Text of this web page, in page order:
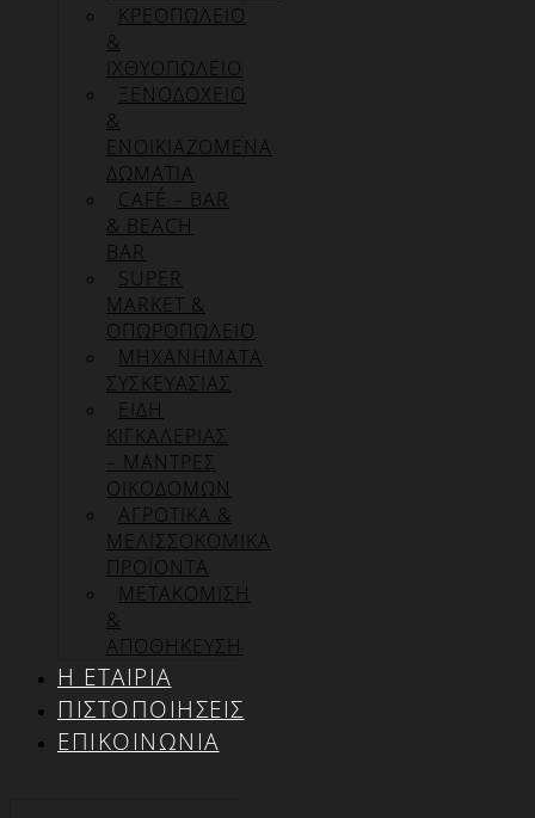
ΚΡΕΟΠΩΛΕΙΟ
&
ΙΧΘΥΟΠΩΛΕΙΟ
ΞΕΝΟΔΟΧΕΙΟ
&
ΕΝΟΙΚΙΑΖΟΜΕΝΑ
ΔΩΜΑΤΙΑ
CAFÉ – BAR
& BEACH
BAR
SUPER
MARKET &
ΟΠΩΡΟΠΩΛΕΙΟ
ΜΗΧΑΝΗΜΑΤΑ
ΣΥΣΚΕΥΑΣΙΑΣ
ΕΙΔΗ
ΚΙΓΚΑΛΕΡΙΑΣ
– ΜΑΝΤΡΕΣ
ΟΙΚΟΔΟΜΩΝ
ΑΓΡΟΤΙΚΑ &
ΜΕΛΙΣΣΟΚΟΜΙΚΑ
ΠΡΟΪΟΝΤΑ
ΜΕΤΑΚΟΜΙΣΗ
&
ΑΠΟΘΗΚΕΥΣΗ
Η ΕΤΑΙΡΊΑ
ΠΙΣΤΟΠΟΙΉΣΕΙΣ
ΕΠΙΚΟΙΝΩΝΊΑ